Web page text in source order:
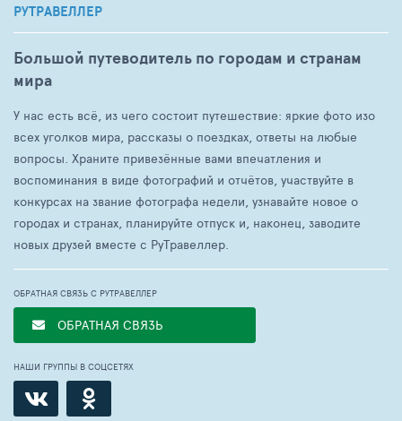
РУТРАВЕЛЛЕР
Большой путеводитель по городам и странам
мира
У нас есть всё, из чего состоит путешествие: яркие фото изо
всех уголков мира, рассказы о поездках, ответы на любые
вопросы. Храните привезённые вами впечатления и
воспоминания в виде фотографий и отчётов, участвуйте в
конкурсах на звание фотографа недели, узнавайте новое о
городах и странах, планируйте отпуск и, наконец, заводите
новых друзей вместе с РуТравеллер.
ОБРАТНАЯ СВЯЗЬ С РУТРАВЕЛЛЕР
ОБРАТНАЯ СВЯЗЬ
НАШИ ГРУППЫ В СОЦСЕТЯХ